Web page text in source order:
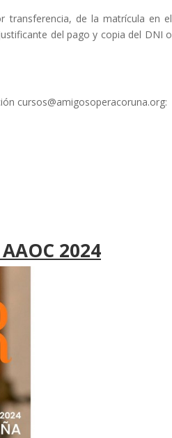
transferencia, de la matrícula en el
del pago y copia del DNI o
cursos@amigosoperacoruna.org:
2024